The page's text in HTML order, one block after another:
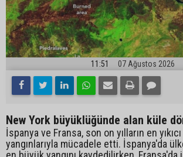
11:51 07 Ağustos 2026
New York büyüklüğünde alan küle
İspanya ve Fransa, son on yılların en
yangınlarıyla mücadele etti. İspanya'da